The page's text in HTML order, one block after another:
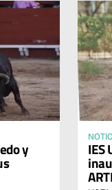
y IES